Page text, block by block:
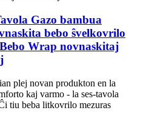
Gazo bambua
bebo ŝvelkovrilo
Wrap novnaskitaj
plej novan produkton en la
kaj varmo - la ses-tavola
tiu beba litkovrilo mezuras